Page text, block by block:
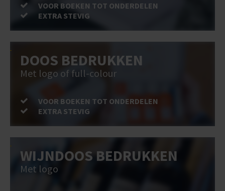
VOOR BOEKEN TOT ONDERDELEN
EXTRA STEVIG
DOOS BEDRUKKEN
Met logo of full-colour
VOOR BOEKEN TOT ONDERDELEN
EXTRA STEVIG
WIJNDOOS BEDRUKKEN
Met logo